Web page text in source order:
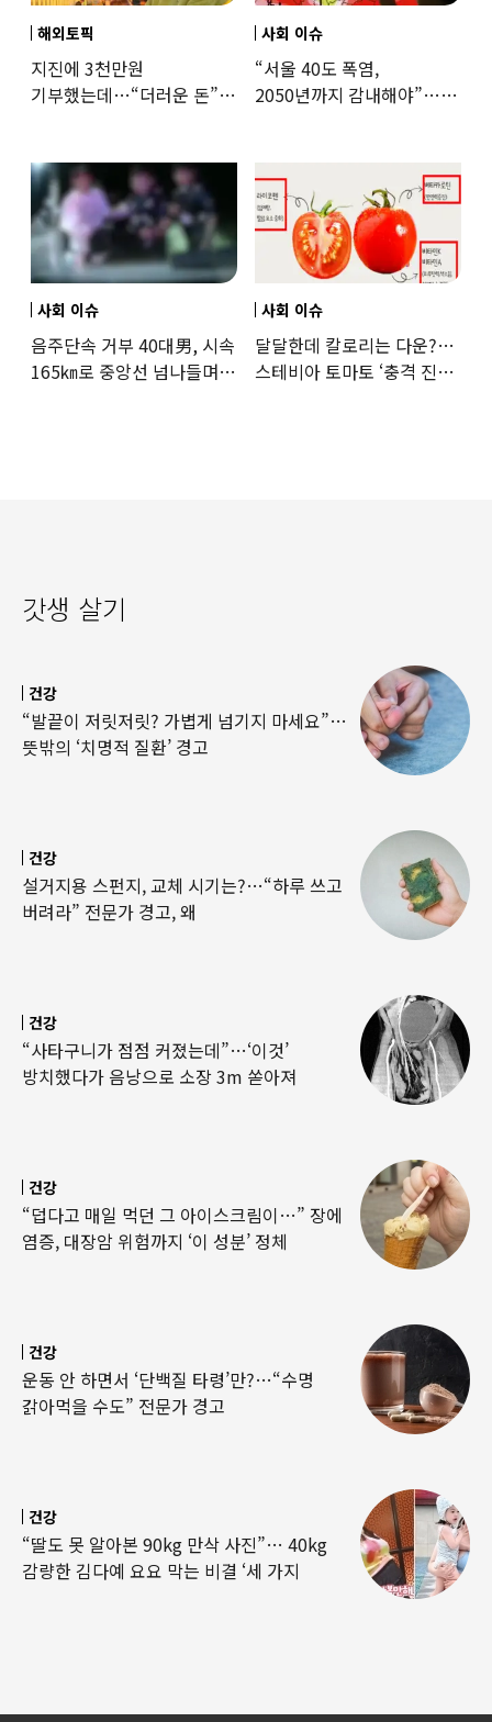
해외토픽
지진에 3천만원
기부했는데…“더러운 돈”
사회 이슈
“서울 40도 폭염,
2050년까지 감내해야”…
사회 이슈
음주단속 거부 40대男, 시속
165㎞로 중앙선 넘나들며
사회 이슈
달달한데 칼로리는 다운?…
스테비아 토마토 ‘충격 진실’
갓생 살기
건강
“발끝이 저릿저릿? 가볍게 넘기지 마세요”…
뜻밖의 ‘치명적 질환’ 경고
건강
설거지용 스펀지, 교체 시기는?…“하루 쓰고
버려라” 전문가 경고, 왜
건강
“사타구니가 점점 커졌는데”…‘이것’
방치했다가 음낭으로 소장 3m 쏟아져
건강
“덥다고 매일 먹던 그 아이스크림이…” 장에
염증, 대장암 위험까지 ‘이 성분’ 정체
건강
운동 안 하면서 ‘단백질 타령’만?…“수명
갉아먹을 수도” 전문가 경고
건강
“딸도 못 알아본 90kg 만삭 사진”… 40kg
감량한 김다예 요요 막는 비결 ‘세 가지